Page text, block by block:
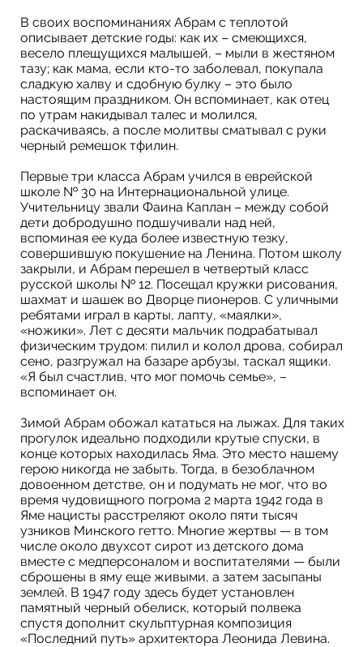
В своих воспоминаниях Абрам с теплотой
описывает детские годы: как их – смеющихся,
весело плещущихся малышей, – мыли в жестяном
тазу; как мама, если кто-то заболевал, покупала
сладкую халву и сдобную булку – это было
настоящим праздником. Он вспоминает, как отец
по утрам накидывал талес и молился,
раскачиваясь, а после молитвы сматывал с руки
черный ремешок тфилин.
Первые три класса Абрам учился в еврейской
школе № 30 на Интернациональной улице.
Учительницу звали Фаина Каплан – между собой
дети добродушно подшучивали над ней,
вспоминая ее куда более известную тезку,
совершившую покушение на Ленина. Потом школу
закрыли, и Абрам перешел в четвертый класс
русской школы № 12. Посещал кружки рисования,
шахмат и шашек во Дворце пионеров. С уличными
ребятами играл в карты, лапту, «маялки»,
«ножики». Лет с десяти мальчик подрабатывал
физическим трудом: пилил и колол дрова, собирал
сено, разгружал на базаре арбузы, таскал ящики.
«Я был счастлив, что мог помочь семье», –
вспоминает он.
Зимой Абрам обожал кататься на лыжах. Для таких
прогулок идеально подходили крутые спуски, в
конце которых находилась Яма. Это место нашему
герою никогда не забыть. Тогда, в безоблачном
довоенном детстве, он и подумать не мог, что во
время чудовищного погрома 2 марта 1942 года в
Яме нацисты расстреляют около пяти тысяч
узников Минского гетто. Многие жертвы — в том
числе около двухсот сирот из детского дома
вместе с медперсоналом и воспитателями — были
сброшены в яму еще живыми, а затем засыпаны
землей. В 1947 году здесь будет установлен
памятный черный обелиск, который полвека
спустя дополнит скульптурная композиция
«Последний путь» архитектора Леонида Левина.